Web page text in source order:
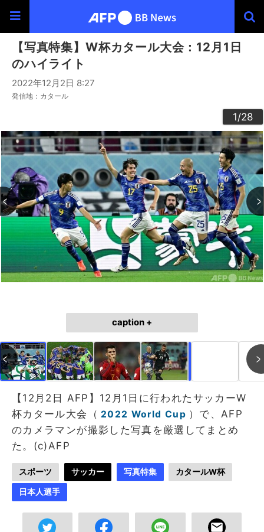
【写真特集】W杯カタール大会：12月1日
のハイライト
2022年12月2日 8:27
発信地：カタール
1/28
2/28
3/28
4/28
5/28
6/28
7/28
8/28
9/28
10/28
11/28
12/28
13/28
14/28
15/28
16/28
17/28
18/28
19/28
20/28
21/28
22/28
23/28
24/28
25/28
26/28
27/28
28/28
caption +
成中 画像作成中
【12月2日 AFP】12月1日に行われたサッカーW
杯カタール大会（ 2022 World Cup ）で、AFP
のカメラマンが撮影した写真を厳選してまとめ
た。(c)AFP
スポーツ サッカー 写真特集 カタールW杯
日本人選手